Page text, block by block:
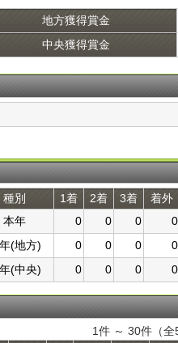
地方獲得賞金
中央獲得賞金
種別 1着 2着 3着 着外
本年
0 0 0 0
(地方)
0 0 0 0
(中央)
0 0 0 0
1件 ～ 30件（全